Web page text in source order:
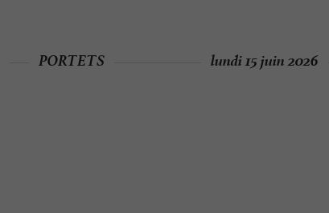
PORTETS lundi 15 juin 2026